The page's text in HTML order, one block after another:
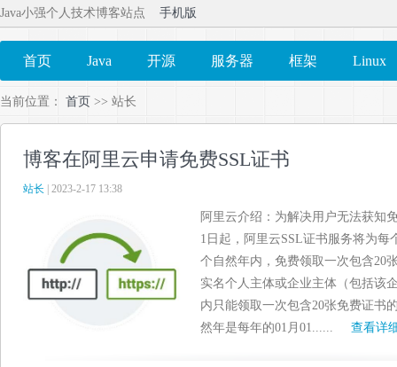
Java小强个人技术博客站点 手机版
首页 Java 开源 服务器 框架 Linux
当前位置： 首页 >> 站长
博客在阿里云申请免费SSL证书
站长 | 2023-2-17 13:38
阿里云介绍：为解决用户无法获知
1日起，阿里云SSL证书服务将为
个自然年内，免费领取一次包含20
实名个人主体或企业主体（包括该
内只能领取一次包含20张免费证书
然年是每年的01月01......
查看详